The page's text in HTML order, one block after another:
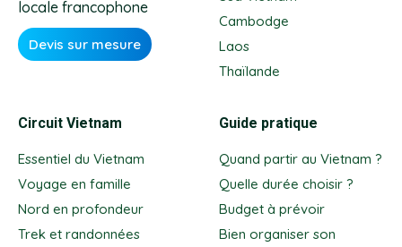
locale francophone
Devis sur mesure
Cambodge
Laos
Thaïlande
Circuit Vietnam
Essentiel du Vietnam
Voyage en famille
Nord en profondeur
Trek et randonnées
Guide pratique
Quand partir au Vietnam ?
Quelle durée choisir ?
Budget à prévoir
Bien organiser son